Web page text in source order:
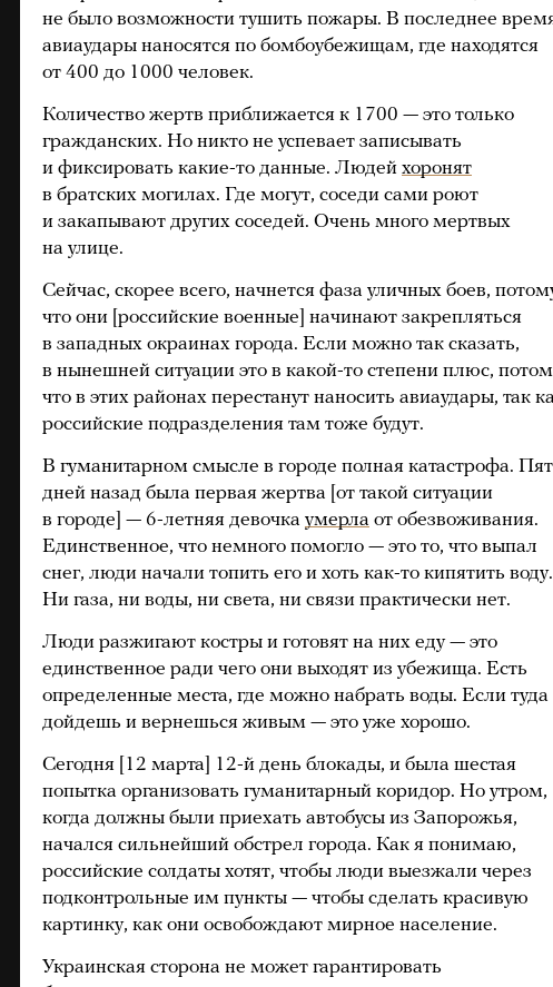
не было возможности тушить пожары. В последнее
авиаудары наносятся по бомбоубежищам, где находятся
от 400 до 1000 человек.
Количество жертв приближается к 1700 — это только
гражданских. Но никто не успевает записывать
и фиксировать какие-то данные. Людей хоронят
в братских могилах. Где могут, соседи сами роют
и закапывают других соседей. Очень много мертвых
на улице.
Сейчас, скорее всего, начнется фаза уличных боев,
что они [российские военные] начинают закрепляться
в западных окраинах города. Если можно так сказать,
в нынешней ситуации это в какой-то степени плюс,
что в этих районах перестанут наносить авиаудары, так
российские подразделения там тоже будут.
В гуманитарном смысле в городе полная катастрофа.
дней назад была первая жертва [от такой ситуации
в городе] — 6-летняя девочка умерла от обезвоживания.
Единственное, что немного помогло — это то, что выпал
снег, люди начали топить его и хоть как-то кипятить воду.
Ни газа, ни воды, ни света, ни связи практически нет.
Люди разжигают костры и готовят на них еду — это
единственное ради чего они выходят из убежища. Есть
определенные места, где можно набрать воды. Если туда
дойдешь и вернешься живым — это уже хорошо.
Сегодня [12 марта] 12-й день блокады, и была шестая
попытка организовать гуманитарный коридор. Но утром,
когда должны были приехать автобусы из Запорожья,
начался сильнейший обстрел города. Как я понимаю,
российские солдаты хотят, чтобы люди выезжали через
подконтрольные им пункты — чтобы сделать красивую
картинку, как они освобождают мирное население.
Украинская сторона не может гарантировать